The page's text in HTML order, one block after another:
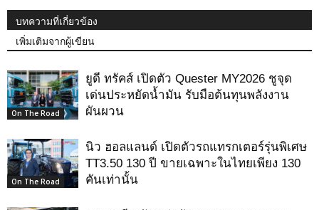
บทความที่เกี่ยวข้อง
เพิ่มเติมจากผู้เขียน
On The Road
ยูดี ทรัคส์ เปิดตัว Quester MY2026 ชูจุด
เด่นประหยัดน้ำมัน รับมือต้นทุนพลังงาน
ผันผวน
On The Road
นิว ฮอลแลนด์ เปิดตัวรถแทรกเตอร์รุ่นพิเศษ
TT3.50 130 ปี ขายเฉพาะในไทยเพียง 130
คันเท่านั้น